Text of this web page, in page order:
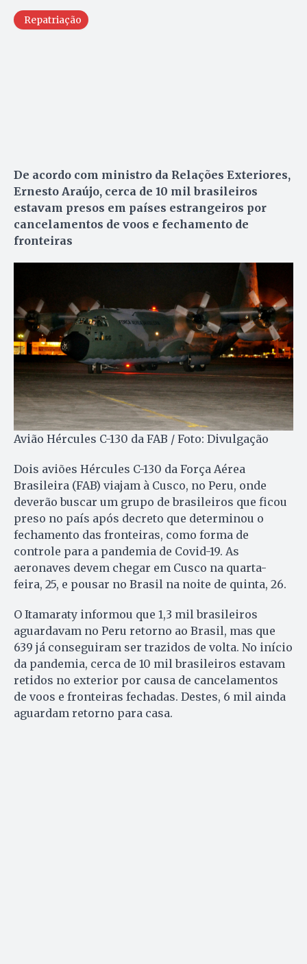
Repatriação
De acordo com ministro da Relações Exteriores,
Ernesto Araújo, cerca de 10 mil brasileiros
estavam presos em países estrangeiros por
cancelamentos de voos e fechamento de
fronteiras
Avião Hércules C-130 da FAB / Foto: Divulgação
Dois aviões Hércules C-130 da Força Aérea
Brasileira (FAB) viajam à Cusco, no Peru, onde
deverão buscar um grupo de brasileiros que ficou
preso no país após decreto que determinou o
fechamento das fronteiras, como forma de
controle para a pandemia de Covid-19. As
aeronaves devem chegar em Cusco na quarta-
feira, 25, e pousar no Brasil na noite de quinta, 26.
O Itamaraty informou que 1,3 mil brasileiros
aguardavam no Peru retorno ao Brasil, mas que
639 já conseguiram ser trazidos de volta. No início
da pandemia, cerca de 10 mil brasileiros estavam
retidos no exterior por causa de cancelamentos
de voos e fronteiras fechadas. Destes, 6 mil ainda
aguardam retorno para casa.